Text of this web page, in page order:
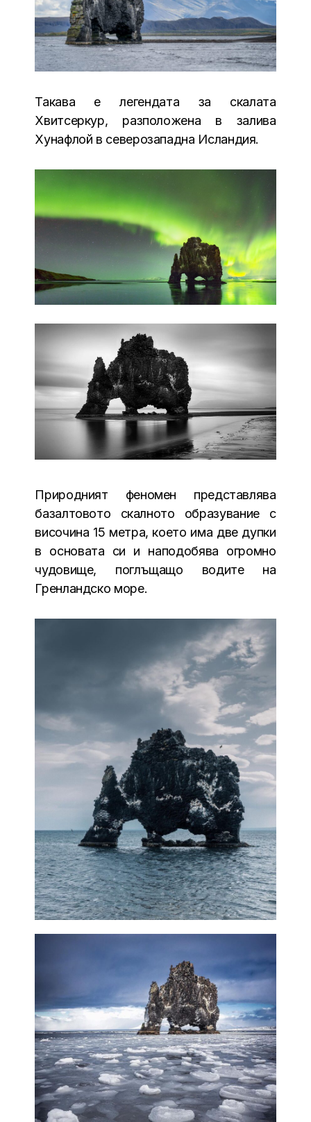
Такава е легендата за скалата
Хвитсеркур, разположена в залива
Хунафлой в северозападна Исландия.
Природният феномен представлява
базалтовото скалното образувание с
височина 15 метра, което има две дупки
в основата си и наподобява огромно
чудовище, поглъщащо водите на
Гренландско море.